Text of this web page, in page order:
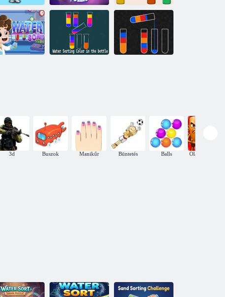
2 kihívás
Színes rendezési
puzzle
Vízválogató
palack
3d Buszok Manikűr Büntetés Balls Olasz brainrot